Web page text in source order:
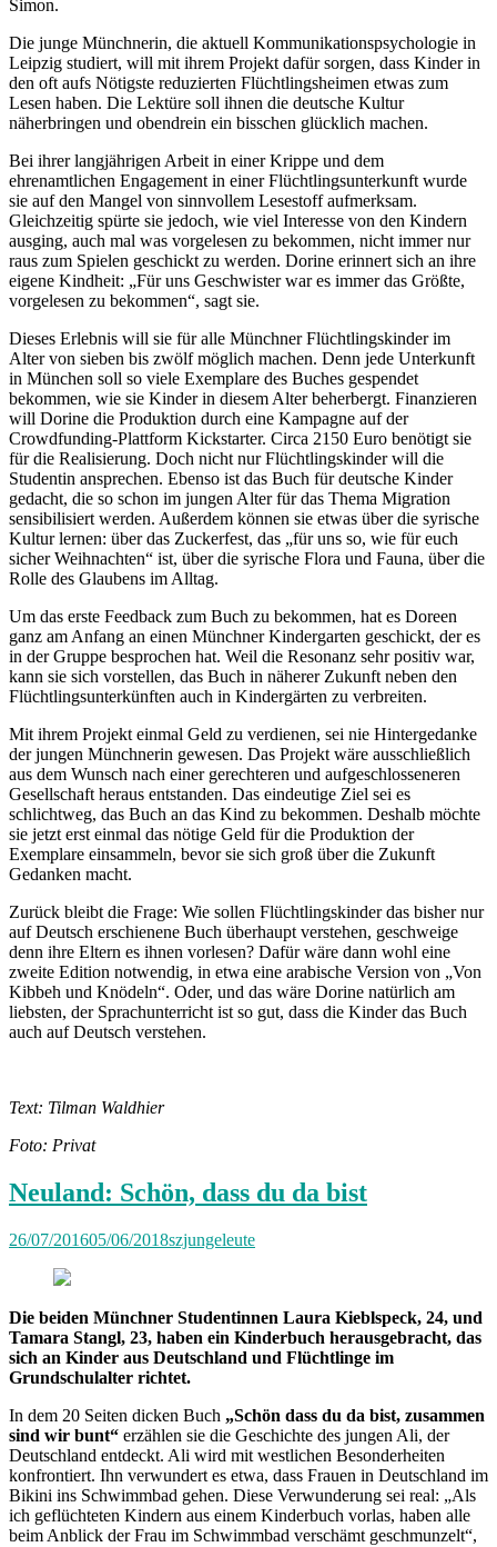
Simon.
Die junge Münchnerin, die aktuell Kommunikationspsychologie in
Leipzig studiert, will mit ihrem Projekt dafür sorgen, dass Kinder in
den oft aufs Nötigste reduzierten Flüchtlingsheimen etwas zum
Lesen haben. Die Lektüre soll ihnen die deutsche Kultur
näherbringen und obendrein ein bisschen glücklich machen.
Bei ihrer langjährigen Arbeit in einer Krippe und dem
ehrenamtlichen Engagement in einer Flüchtlingsunterkunft wurde
sie auf den Mangel von sinnvollem Lesestoff aufmerksam.
Gleichzeitig spürte sie jedoch, wie viel Interesse von den Kindern
ausging, auch mal was vorgelesen zu bekommen, nicht immer nur
raus zum Spielen geschickt zu werden. Dorine erinnert sich an ihre
eigene Kindheit: „Für uns Geschwister war es immer das Größte,
vorgelesen zu bekommen“, sagt sie.
Dieses Erlebnis will sie für alle Münchner Flüchtlingskinder im
Alter von sieben bis zwölf möglich machen. Denn jede Unterkunft
in München soll so viele Exemplare des Buches gespendet
bekommen, wie sie Kinder in diesem Alter beherbergt. Finanzieren
will Dorine die Produktion durch eine Kampagne auf der
Crowdfunding-Plattform Kickstarter. Circa 2150 Euro benötigt sie
für die Realisierung. Doch nicht nur Flüchtlingskinder will die
Studentin ansprechen. Ebenso ist das Buch für deutsche Kinder
gedacht, die so schon im jungen Alter für das Thema Migration
sensibilisiert werden. Außerdem können sie etwas über die syrische
Kultur lernen: über das Zuckerfest, das „für uns so, wie für euch
sicher Weihnachten“ ist, über die syrische Flora und Fauna, über die
Rolle des Glaubens im Alltag.
Um das erste Feedback zum Buch zu bekommen, hat es Doreen
ganz am Anfang an einen Münchner Kindergarten geschickt, der es
in der Gruppe besprochen hat. Weil die Resonanz sehr positiv war,
kann sie sich vorstellen, das Buch in näherer Zukunft neben den
Flüchtlingsunterkünften auch in Kindergärten zu verbreiten.
Mit ihrem Projekt einmal Geld zu verdienen, sei nie Hintergedanke
der jungen Münchnerin gewesen. Das Projekt wäre ausschließlich
aus dem Wunsch nach einer gerechteren und aufgeschlosseneren
Gesellschaft heraus entstanden. Das eindeutige Ziel sei es
schlichtweg, das Buch an das Kind zu bekommen. Deshalb möchte
sie jetzt erst einmal das nötige Geld für die Produktion der
Exemplare einsammeln, bevor sie sich groß über die Zukunft
Gedanken macht.
Zurück bleibt die Frage: Wie sollen Flüchtlingskinder das bisher nur
auf Deutsch erschienene Buch überhaupt verstehen, geschweige
denn ihre Eltern es ihnen vorlesen? Dafür wäre dann wohl eine
zweite Edition notwendig, in etwa eine arabische Version von „Von
Kibbeh und Knödeln“. Oder, und das wäre Dorine natürlich am
liebsten, der Sprachunterricht ist so gut, dass die Kinder das Buch
auch auf Deutsch verstehen.
Text: Tilman Waldhier
Foto: Privat
Neuland: Schön, dass du da bist
26/07/201605/06/2018szjungeleute
Die beiden Münchner Studentinnen Laura Kieblspeck, 24, und
Tamara Stangl, 23, haben ein Kinderbuch herausgebracht, das
sich an Kinder aus Deutschland und Flüchtlinge im
Grundschulalter richtet.
In dem 20 Seiten dicken Buch „Schön dass du da bist, zusammen
sind wir bunt“ erzählen sie die Geschichte des jungen Ali, der
Deutschland entdeckt. Ali wird mit westlichen Besonderheiten
konfrontiert. Ihn verwundert es etwa, dass Frauen in Deutschland im
Bikini ins Schwimmbad gehen. Diese Verwunderung sei real: „Als
ich geflüchteten Kindern aus einem Kinderbuch vorlas, haben alle
beim Anblick der Frau im Schwimmbad verschämt geschmunzelt“,